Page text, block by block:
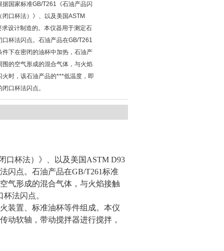
据国家标准GB/T261《石油产品闪
闭口杯法）》、以及美国ASTM
设计制造的。本仪器用于测定石
口杯法闪点。石油产品在GB/T261
件下在密闭的油杯中加热，石油产
围的空气形成的混合气体，与火焰
火时，该石油产品的***低温度，即
口杯法闪点。
口杯法）》、以及美国ASTM D93
闪点。石油产品在GB/T261标准
气形成的混合气体，与火焰接触
法闪点。
装置、标准油杯等件组成。本仪
动软轴，带动搅拌器进行搅拌，